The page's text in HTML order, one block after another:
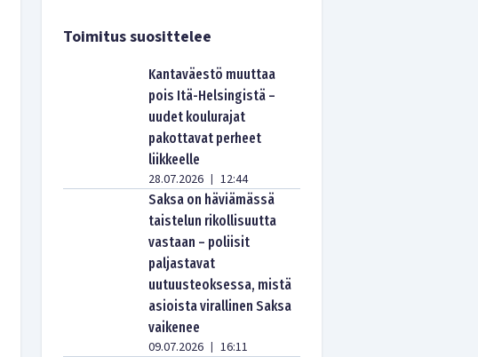
Toimitus suosittelee
Kantaväestö muuttaa
pois Itä-Helsingistä –
uudet koulurajat
pakottavat perheet
liikkeelle
28.07.2026 | 12:44
Saksa on häviämässä
taistelun rikollisuutta
vastaan – poliisit
paljastavat
uutuusteoksessa, mistä
asioista virallinen Saksa
vaikenee
09.07.2026 | 16:11